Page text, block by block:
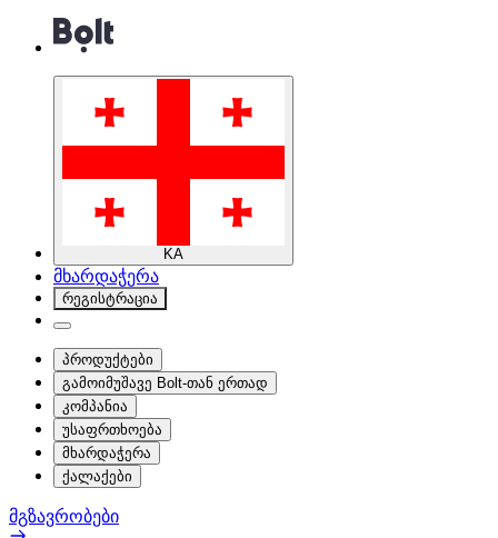
KA
მხარდაჭერა
რეგისტრაცია
პროდუქტები
გამოიმუშავე Bolt-თან ერთად
კომპანია
უსაფრთხოება
მხარდაჭერა
ქალაქები
მგზავრობები